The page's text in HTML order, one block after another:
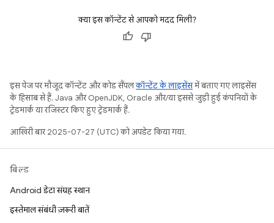
क्या इस कॉन्टेंट से आपको मदद मिली?
इस पेज पर मौजूद कॉन्टेंट और कोड सैंपलकॉन्टेंट के लाइसेंसमें बताए गए लाइसेंस
के हिसाब से हैं. Java और OpenJDK, Oracle और/या इससे जुड़ी हुई कंपनियों के
ट्रेडमार्क या रजिस्टर किए हुए ट्रेडमार्क हैं.
आखिरी बार 2025-07-27 (UTC) को अपडेट किया गया.
बिल्ड
Android डेटा संग्रह स्थान
इस्तेमाल संबंधी ज़रूरी बातें